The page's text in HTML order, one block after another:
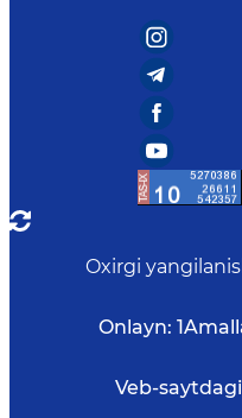
Oxirgi
Onlayn: 1
Veb-